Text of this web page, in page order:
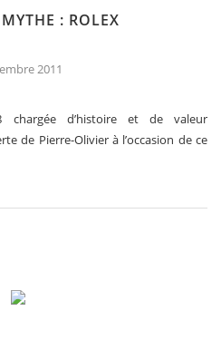
: ROLEX
2011
chargée d’histoire et de valeur
de Pierre-Olivier à l’occasion de ce